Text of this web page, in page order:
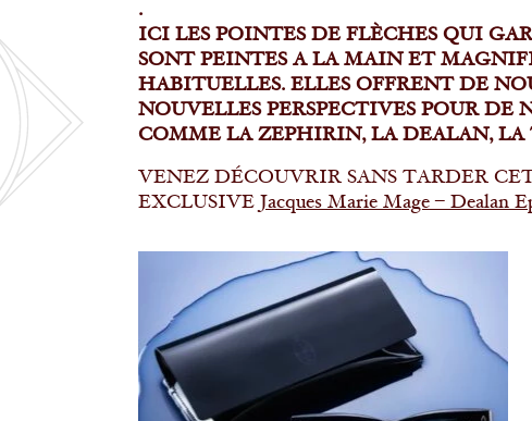
.
ICI LES POINTES DE FLÈCHES QUI
SONT PEINTES A LA MAIN ET
HABITUELLES. ELLES OFFRENT DE
NOUVELLES PERSPECTIVES POUR
COMME LA ZEPHIRIN, LA DEALAN,
VENEZ DÉCOUVRIR SANS TARDER
EXCLUSIVE Jacques Marie Mage – Dealan